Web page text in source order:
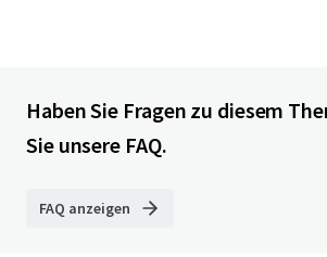
Haben Sie Fragen zu diesem
Sie unsere FAQ.
FAQ anzeigen